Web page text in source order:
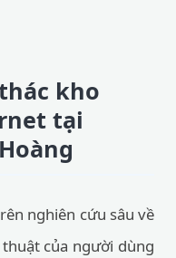
kho
tại
nghiên cứu sâu về
của người dùng